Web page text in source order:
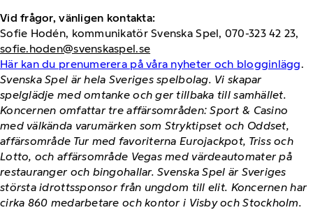
Vid frågor, vänligen kontakta:
Sofie Hodén, kommunikatör Svenska Spel, 070-323 42 23,
sofie.hoden@svenskaspel.se
Här kan du prenumerera på våra nyheter och blogginlägg.
Svenska Spel är hela Sveriges spelbolag. Vi skapar
spelglädje med omtanke och ger tillbaka till samhället.
Koncernen omfattar tre affärsområden: Sport & Casino
med välkända varumärken som Stryktipset och Oddset,
affärsområde Tur med favoriterna Eurojackpot, Triss och
Lotto, och affärsområde Vegas med värdeautomater på
restauranger och bingohallar. Svenska Spel är Sveriges
största idrottssponsor från ungdom till elit. Koncernen har
cirka 860 medarbetare och kontor i Visby och Stockholm.